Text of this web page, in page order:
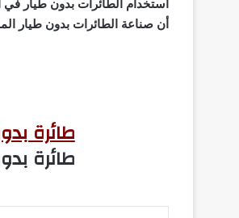
أن صناعة الطائرات بدون طيار المدنية يمكن توليد ما
طائرة
طائرة